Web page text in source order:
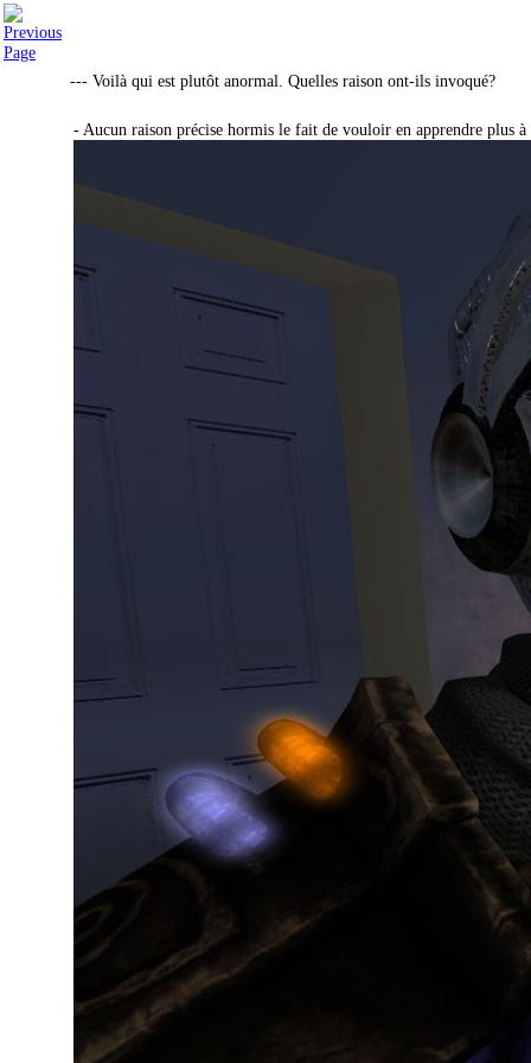
--- Voilà qui est plutôt anormal. Quelles raison ont-ils invoqué?
- Aucun raison précise hormis le fait de vouloir en apprendre plus